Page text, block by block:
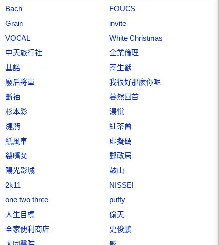
Bach
FOUCS
Grain
invite
VOCAL
White Christmas
中天旅行社
企業倫理
基諾
寄生獸
廢后將軍
我很好那麼你呢
斷袖
暮然回首
杉本彩
湯悅
漣漪
紅茶菌
紙風車
虛擬碼
裂嘴女
郵政局
陽光影城
鼓山
2k11
NISSEI
one two three
puffy
人生目標
偷天
全家便利商店
史俊鵬